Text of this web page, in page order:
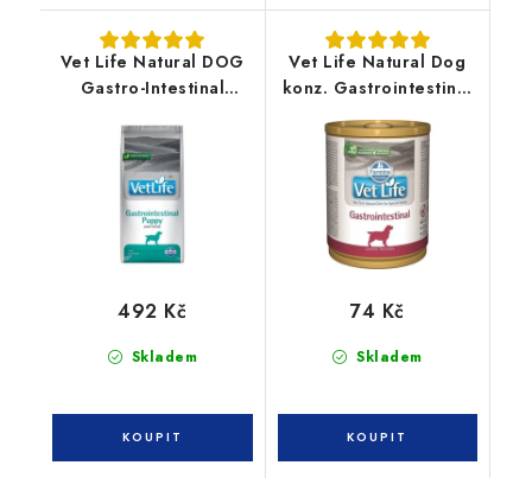
Vet Life Natural DOG
Gastro-Intestinal
Skladem
492 Kč
Vet Life Natural Dog
konz. Gastrointestinal
Skladem
74 Kč